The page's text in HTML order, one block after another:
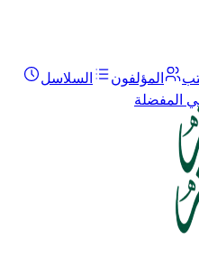
المؤلفون
السلاسل
المفضلة